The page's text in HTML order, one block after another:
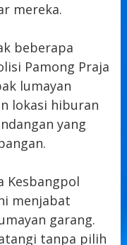
mereka.
beberapa
Pamong Praja
lumayan
lokasi hiburan
yang
Kesbangpol
menjabat
garang.
tanpa pilih